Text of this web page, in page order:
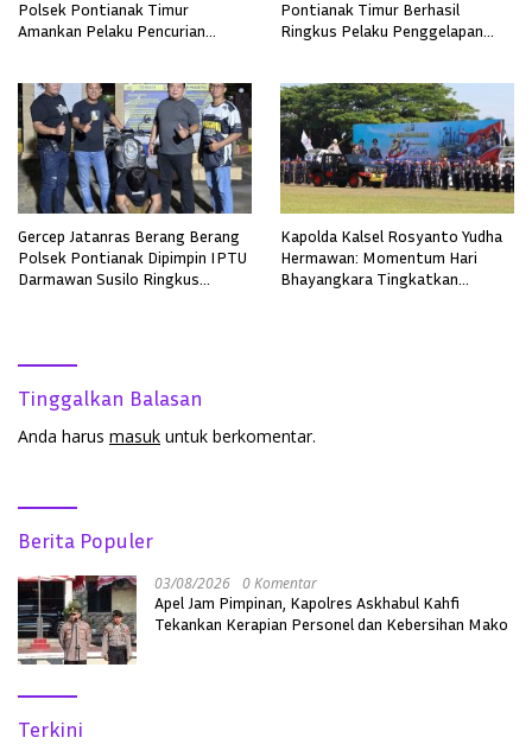
Polsek Pontianak Timur
Amankan Pelaku Pencurian
Pontianak Timur Berhasil
Ringkus Pelaku Penggelapan
Gercep Jatanras Berang Berang
Polsek Pontianak Dipimpin IPTU
Darmawan Susilo Ringkus
Kapolda Kalsel Rosyanto Yudha
Hermawan: Momentum Hari
Bhayangkara Tingkatkan
Tinggalkan Balasan
Anda harus masuk untuk berkomentar.
Berita Populer
03/08/2026 0 Komentar
Apel Jam Pimpinan, Kapolres Askhabul Kahfi
Tekankan Kerapian Personel dan Kebersihan Mako
Terkini